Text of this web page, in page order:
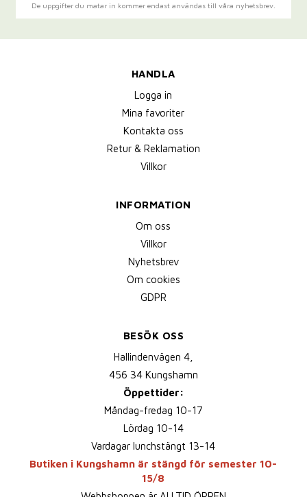
De uppgifter du matar in kommer endast användas till våra nyhetsbrev.
HANDLA
Logga in
Mina favoriter
Kontakta oss
Retur & Reklamation
Villkor
INFORMATION
Om oss
Villkor
Nyhetsbrev
Om cookies
GDPR
BESÖK OSS
Hallindenvägen 4,
456 34 Kungshamn
Öppettider:
Måndag-fredag 10-17
Lördag 10-14
Vardagar lunchstängt 13-14
Butiken i Kungshamn är stängd för semester 10-
15/8